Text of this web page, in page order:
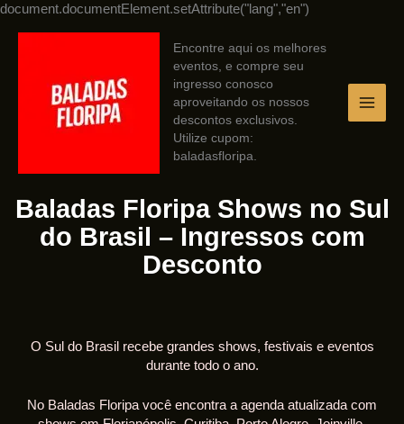
document.documentElement.setAttribute("lang","en")
o
Encontre aqui os melhores
eventos, e compre seu
ingresso conosco
aproveitando os nossos
descontos exclusivos.
Utilize cupom:
baladasfloripa.
Baladas Floripa Shows no Sul
do Brasil – Ingressos com
Desconto
O Sul do Brasil recebe grandes shows, festivais e eventos
durante todo o ano.
No Baladas Floripa você encontra a agenda atualizada com